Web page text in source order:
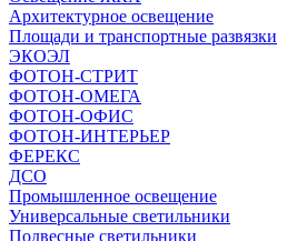
Архитектурное освещение
Площади и транспортные развязки
ЭКОЭЛ
ФОТОН-СТРИТ
ФОТОН-ОМЕГА
ФОТОН-ОФИС
ФОТОН-ИНТЕРЬЕР
ФЕРЕКС
ДСО
Промышленное освещение
Универсальные светильники
Подвесные светильники